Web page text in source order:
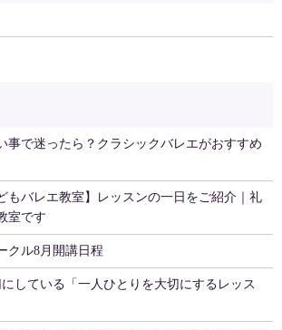
事で迷ったら？クラシックバレエがおすすめ
もバレエ教室】レッスンの一日をご紹介｜礼
室です
クル8月開講日程
にしている「一人ひとりを大切にするレッス